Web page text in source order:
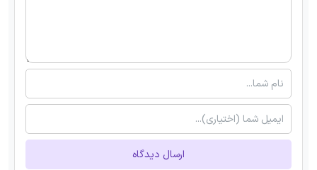
ارسال دیدگاه